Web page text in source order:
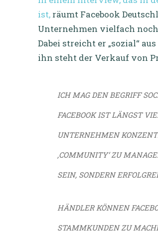
ist, räumt Facebook
Unternehmen vielfach
Dabei streicht er „sozial“
ihn steht der Verkauf von
ICH MAG DEN BEGRIFF
FACEBOOK IST LÄNGST
UNTERNEHMEN
‚COMMUNITY‘ ZU
SEIN, SONDERN
HÄNDLER KÖNNEN
STAMMKUNDEN ZU